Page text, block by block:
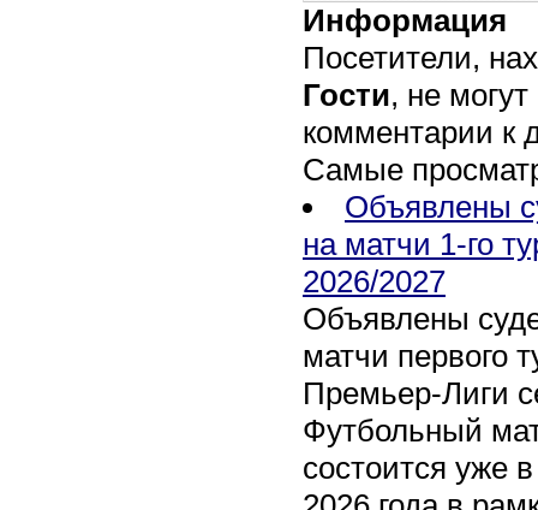
Информация
Посетители,
Гости, не
комментарии к
Самые
Объявлены
на матчи 1-го
2026/2027
Объявлены
матчи первого
Премьер-Лиги
Футбольный
состоится уже